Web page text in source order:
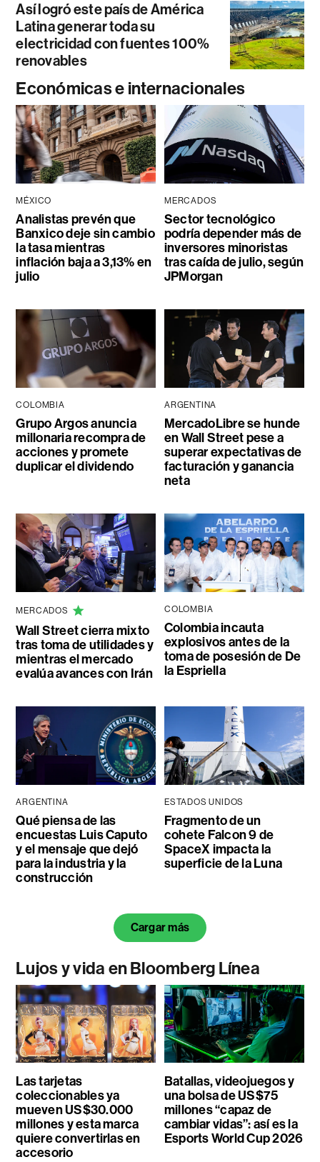
Así logró este país de América
Latina generar toda su
electricidad con fuentes 100%
renovables
Económicas e internacionales
MÉXICO
Analistas prevén que
Banxico deje sin cambio
la tasa mientras
inflación baja a 3,13% en
julio
MERCADOS
Sector tecnológico
podría depender más de
inversores minoristas
tras caída de julio, según
JPMorgan
COLOMBIA
Grupo Argos anuncia
millonaria recompra de
acciones y promete
duplicar el dividendo
ARGENTINA
MercadoLibre se hunde
en Wall Street pese a
superar expectativas de
facturación y ganancia
neta
MERCADOS
Wall Street cierra mixto
tras toma de utilidades y
mientras el mercado
evalúa avances con Irán
COLOMBIA
Colombia incauta
explosivos antes de la
toma de posesión de De
la Espriella
ARGENTINA
Qué piensa de las
encuestas Luis Caputo
y el mensaje que dejó
para la industria y la
construcción
ESTADOS UNIDOS
Fragmento de un
cohete Falcon 9 de
SpaceX impacta la
superficie de la Luna
Cargar más
Lujos y vida en Bloomberg Línea
Las tarjetas
coleccionables ya
mueven US$30.000
millones y esta marca
quiere convertirlas en
accesorio
Batallas, videojuegos y
una bolsa de US$75
millones “capaz de
cambiar vidas”: así es la
Esports World Cup 2026